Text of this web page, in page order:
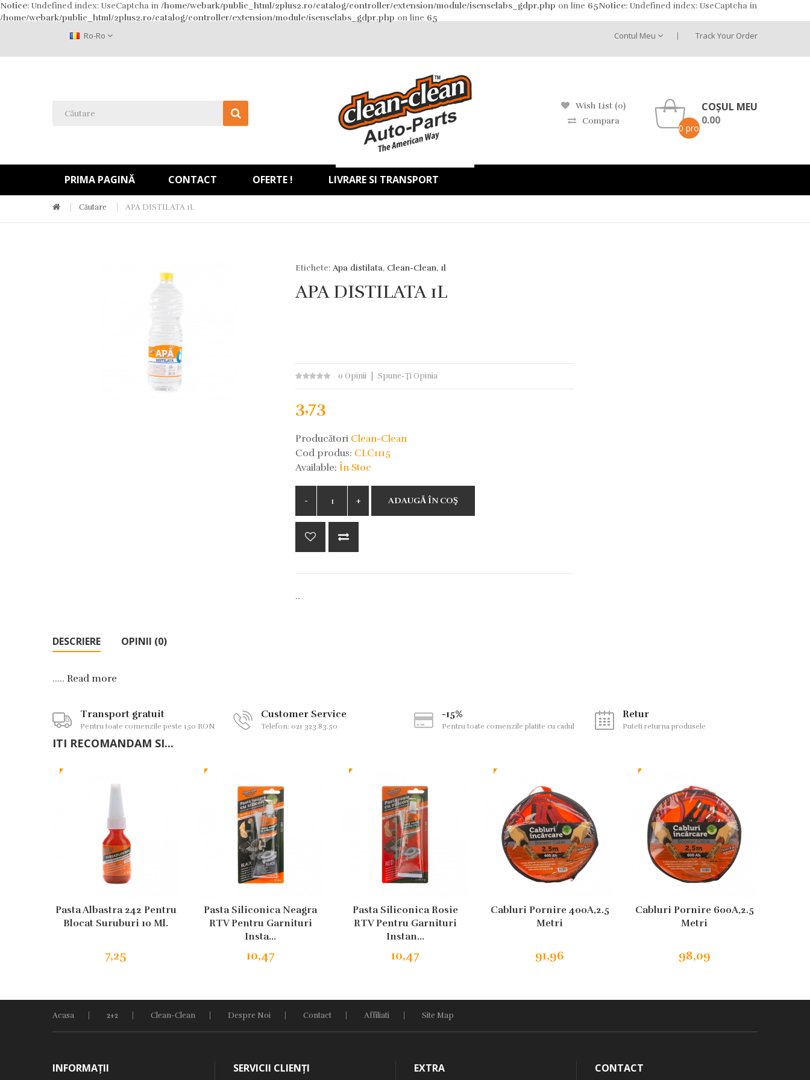
Notice: Undefined index: UseCaptcha in /home/webark/public_html/2plus2.ro/catalog/controller/extension/module/isenselabs_gdpr.php on line 65Notice: Undefined index: UseCaptcha in
/home/webark/public_html/2plus2.ro/catalog/controller/extension/module/isenselabs_gdpr.php on line 65
Ro-Ro Contul Meu Track Your Order
Wish List (0)
Compara
0 produs(e) -
COȘUL MEU
0.00
PRIMA PAGINĂ CONTACT OFERTE ! LIVRARE SI TRANSPORT
Căutare APA DISTILATA 1L
Etichete:Apa distilata, Clean-Clean, 1l
APA DISTILATA 1L
0 Opinii Spune-Ţi Opinia
3,73
Producători Clean-Clean
Cod produs: CLC1115
Available:În Stoc
ADAUGĂ ÎN COŞ
..
DESCRIERE OPINII (0)
..... Read more
Transport gratuit
Pentru toate comenzile peste 150 RON
Customer Service
Telefon: 021 323.83.50
-15%
Pentru toate comenzile platite cu cadul
Retur
Puteti returna produsele
ITI RECOMANDAM SI...
Pasta Albastra 242 Pentru
Blocat Suruburi 10 Ml.
7,25
Pasta Siliconica Neagra
RTV Pentru Garnituri
Insta...
10,47
Pasta Siliconica Rosie
RTV Pentru Garnituri
Instan...
10,47
Cabluri Pornire 400A,2.5
Metri
91,96
Cabluri Pornire 600A,2.5
Metri
98,09
Acasa 2+2 Clean-Clean Despre Noi Contact Affiliati Site Map
INFORMAŢII SERVICII CLIENŢI EXTRA CONTACT